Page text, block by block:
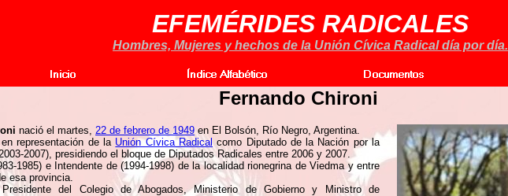
EFEMÉRIDES RADICALES
Hombres, Mujeres y hechos de la Unión Cívica Radical día por día.
Fernando Chironi
nació el martes, 22 de febrero de 1949 en El Bolsón, Río Negro, Argentina.
representación de la Unión Cívica Radicalcomo Diputado de la Nación por la
2007), presidiendo el bloque de Diputados Radicales entre 2006 y 2007.
1985) e Intendente de (1994-1998) de la localidad rionegrina de Viedma y entre
esa provincia.
del Colegio de Abogados, Ministerio de Gobierno y Ministro de